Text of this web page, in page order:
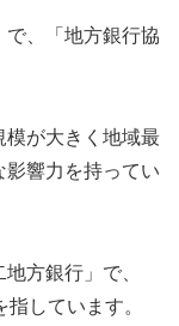
、「地方銀行協
が大きく地域最
影響力を持ってい
方銀行」で、
しています。